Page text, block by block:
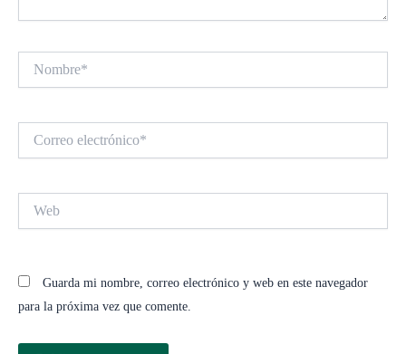
electrónico*
Guarda mi nombre, correo electrónico y web en este navegador
para la próxima vez que comente.